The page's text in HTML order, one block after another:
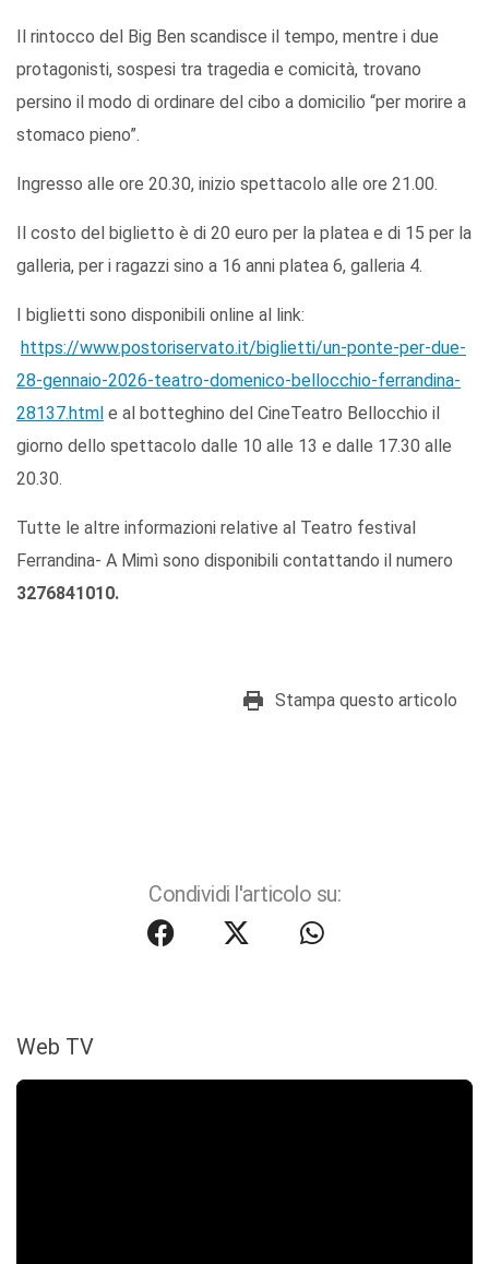
Il rintocco del Big Ben scandisce il tempo, mentre i due
protagonisti, sospesi tra tragedia e comicità, trovano
persino il modo di ordinare del cibo a domicilio “per morire a
stomaco pieno”.
Ingresso alle ore 20.30, inizio spettacolo alle ore 21.00.
Il costo del biglietto è di 20 euro per la platea e di 15 per la
galleria, per i ragazzi sino a 16 anni platea 6, galleria 4.
I biglietti sono disponibili online al link:
https://www.postoriservato.it/biglietti/un-ponte-per-due-
28-gennaio-2026-teatro-domenico-bellocchio-ferrandina-
28137.html e al botteghino del CineTeatro Bellocchio il
giorno dello spettacolo dalle 10 alle 13 e dalle 17.30 alle
20.30.
Tutte le altre informazioni relative al Teatro festival
Ferrandina- A Mimì sono disponibili contattando il numero
3276841010.
Stampa questo articolo
Condividi l'articolo su:
Web TV